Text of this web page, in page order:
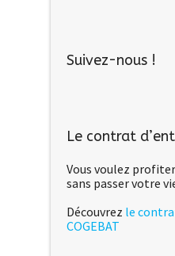
Suivez-nous !
Le contrat
Vous voulez
sans passer votre
Découvrez le
COGEBAT